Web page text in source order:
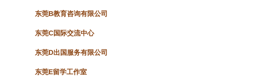
东莞B教育咨询有限公司
东莞C国际交流中心
东莞D出国服务有限公司
东莞E留学工作室